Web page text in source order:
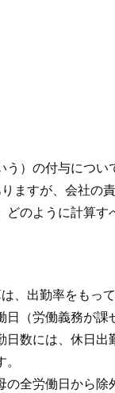
う）の付与につ
ますが、会社
どのように計算
、出勤率をもっ
日（労働義務が
日数には、休日
全労働日から除